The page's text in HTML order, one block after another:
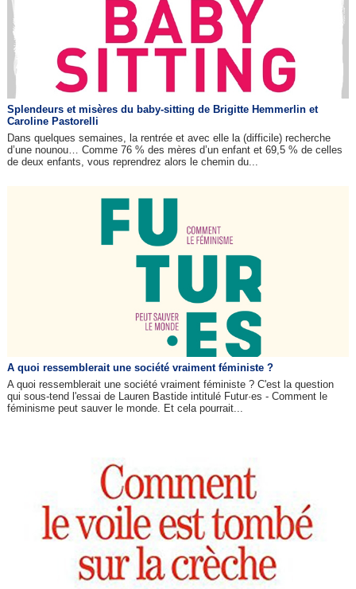
Splendeurs et misères du baby-sitting de Brigitte Hemmerlin et
Caroline Pastorelli
Dans quelques semaines, la rentrée et avec elle la (difficile) recherche
d’une nounou… Comme 76 % des mères d’un enfant et 69,5 % de celles
de deux enfants, vous reprendrez alors le chemin du...
A quoi ressemblerait une société vraiment féministe ?
A quoi ressemblerait une société vraiment féministe ? C'est la question
qui sous-tend l'essai de Lauren Bastide intitulé Futur·es - Comment le
féminisme peut sauver le monde. Et cela pourrait...